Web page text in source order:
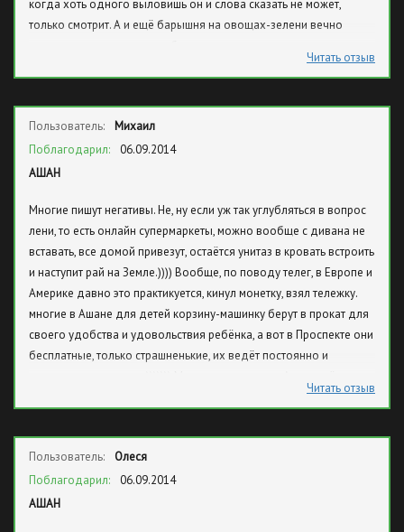
когда хоть одного выловишь он и слова сказать не может,
только смотрит. А и ещё барышня на овощах-зелени вечно
покупателям дали выбор вот мы и выбираем, почему я должна
10 ставлю 8!
Читать отзыв
Пользователь:
Михаил
Поблагодарил:
06.09.2014
АШАН
Многие пишут негативы. Не, ну если уж так углубляться в вопрос
лени, то есть онлайн супермаркеты, можно вообще с дивана не
вставать, все домой привезут, остаётся унитаз в кровать встроить
и наступит рай на Земле.)))) Вообще, по поводу телег, в Европе и
Америке давно это практикуется, кинул монетку, взял тележку.
многие в Ашане для детей корзину-машинку берут в прокат для
своего удобства и удовольствия ребёнка, а вот в Проспекте они
бесплатные, только страшненькие, их ведёт постоянно и
что они пошли по хорошему пути и нанимают на работу
нормальную зарплату. а вы 10 рублей.
Читать отзыв
Пользователь:
Олеся
Поблагодарил:
06.09.2014
АШАН